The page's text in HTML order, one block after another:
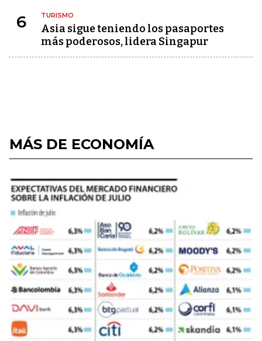
6 TURISMO
Asia sigue teniendo los pasaportes
más poderosos, lidera Singapur
MÁS DE ECONOMÍA